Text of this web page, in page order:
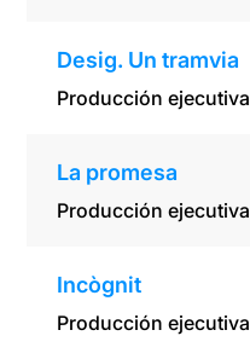
Desig. Un tramvia
Producción ejecutiva
La promesa
Producción ejecutiva
Incògnit
Producción ejecutiva